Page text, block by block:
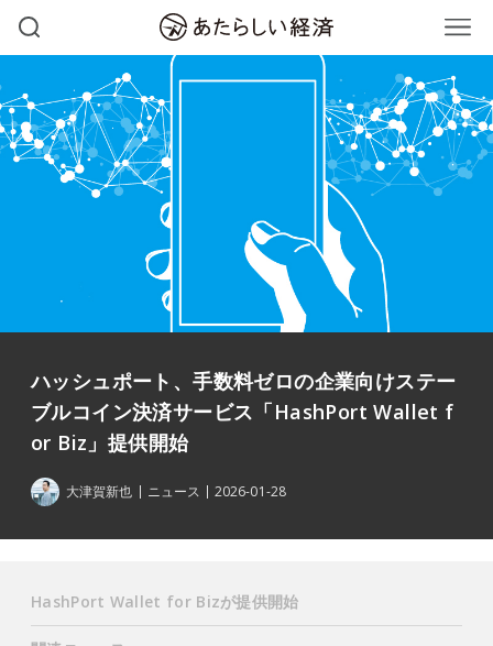
ハッシュポート、手数料ゼロの企業向けステー
ブルコイン決済サービス「HashPort Wallet f
or Biz」提供開始
大津賀新也 ニュース 2026-01-28
HashPort Wallet for Bizが提供開始